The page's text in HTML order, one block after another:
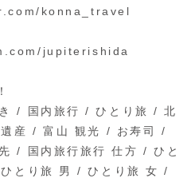
konna_travel
jupiterishida
/ 国内旅行 / ひとり旅 / 北
産 / 富山 観光 / お寿司 /
/ 国内旅行旅行 仕方 / ひと
とり旅 男 / ひとり旅 女 /